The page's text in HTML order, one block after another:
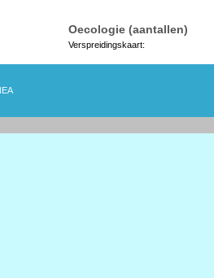
Oecologie (aantallen)
Verspreidingskaart: